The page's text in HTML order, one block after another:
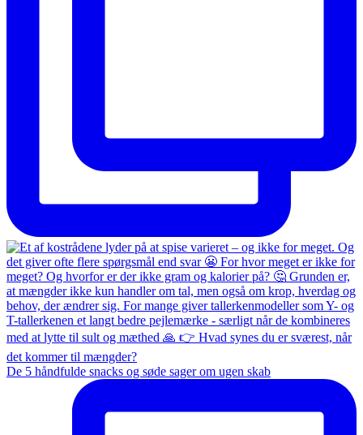
De 5 håndfulde snacks og søde sager om ugen skab